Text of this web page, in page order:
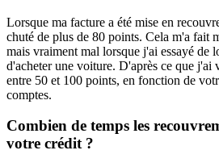
Lorsque ma facture a été mise en
chuté de plus de 80 points. Cela m'a fait
mais vraiment mal lorsque j'ai essayé de
d'acheter une voiture. D'après ce que j'ai
entre 50 et 100 points, en fonction de
comptes.
Combien de temps les
votre crédit ?